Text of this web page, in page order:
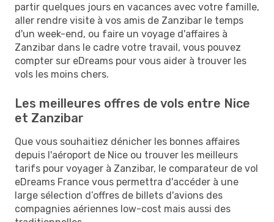
partir quelques jours en vacances avec votre famille,
aller rendre visite à vos amis de Zanzibar le temps
d'un week-end, ou faire un voyage d'affaires à
Zanzibar dans le cadre votre travail, vous pouvez
compter sur eDreams pour vous aider à trouver les
vols les moins chers.
Les meilleures offres de vols entre Nice
et Zanzibar
Que vous souhaitiez dénicher les bonnes affaires
depuis l'aéroport de Nice ou trouver les meilleurs
tarifs pour voyager à Zanzibar, le comparateur de vol
eDreams France vous permettra d'accéder à une
large sélection d’offres de billets d'avions des
compagnies aériennes low-cost mais aussi des